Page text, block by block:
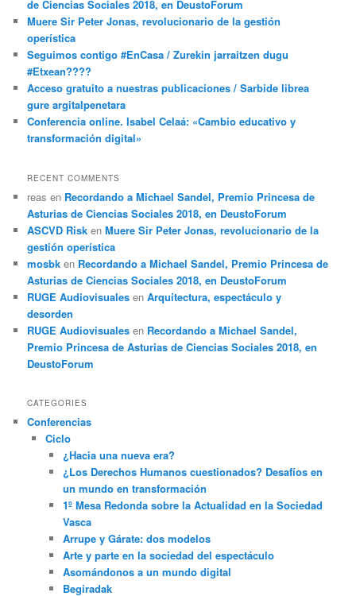
de Ciencias Sociales 2018, en DeustoForum
Muere Sir Peter Jonas, revolucionario de la gestión
operística
Seguimos contigo #EnCasa / Zurekin jarraitzen dugu
#Etxean????
Acceso gratuito a nuestras publicaciones / Sarbide librea
gure argitalpenetara
Conferencia online. Isabel Celaá: «Cambio educativo y
transformación digital»
RECENT COMMENTS
reas en Recordando a Michael Sandel, Premio Princesa de
Asturias de Ciencias Sociales 2018, en DeustoForum
ASCVD Risk enMuere Sir Peter Jonas, revolucionario de la
gestión operística
mosbk en Recordando a Michael Sandel, Premio Princesa de
Asturias de Ciencias Sociales 2018, en DeustoForum
RUGE Audiovisuales enArquitectura, espectáculo y
desorden
RUGE Audiovisuales en Recordando a Michael Sandel,
Premio Princesa de Asturias de Ciencias Sociales 2018, en
DeustoForum
CATEGORIES
Conferencias
Ciclo
¿Hacia una nueva era?
¿Los Derechos Humanos cuestionados? Desafíos en
un mundo en transformación
1º Mesa Redonda sobre la Actualidad en la Sociedad
Vasca
Arrupe y Gárate: dos modelos
Arte y parte en la sociedad del espectáculo
Asomándonos a un mundo digital
Begiradak